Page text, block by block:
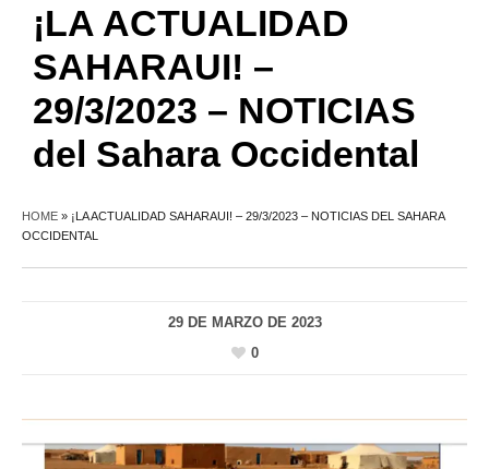
¡LA ACTUALIDAD
SAHARAUI! –
29/3/2023 – NOTICIAS
del Sahara Occidental
HOME » ¡LA ACTUALIDAD SAHARAUI! – 29/3/2023 – NOTICIAS DEL SAHARA
OCCIDENTAL
29 DE MARZO DE 2023
0